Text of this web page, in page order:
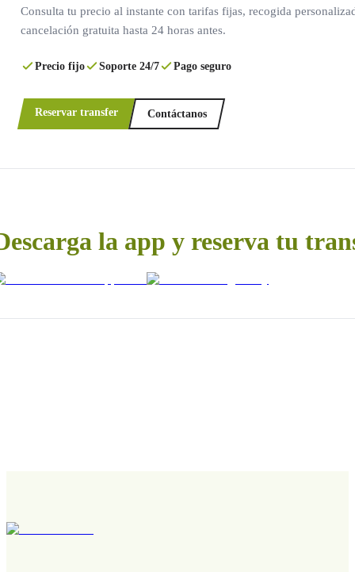
Consulta tu precio al instante con tarifas fijas, recogida
cancelación gratuita hasta 24 horas antes.
Precio fijo Soporte 24/7 Pago seguro
Reservar transfer Contáctanos
la app y reserva tu